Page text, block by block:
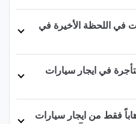
في اللحظة الأخيرة في
في ايجار سيارات
فقط من ايجار سيارات